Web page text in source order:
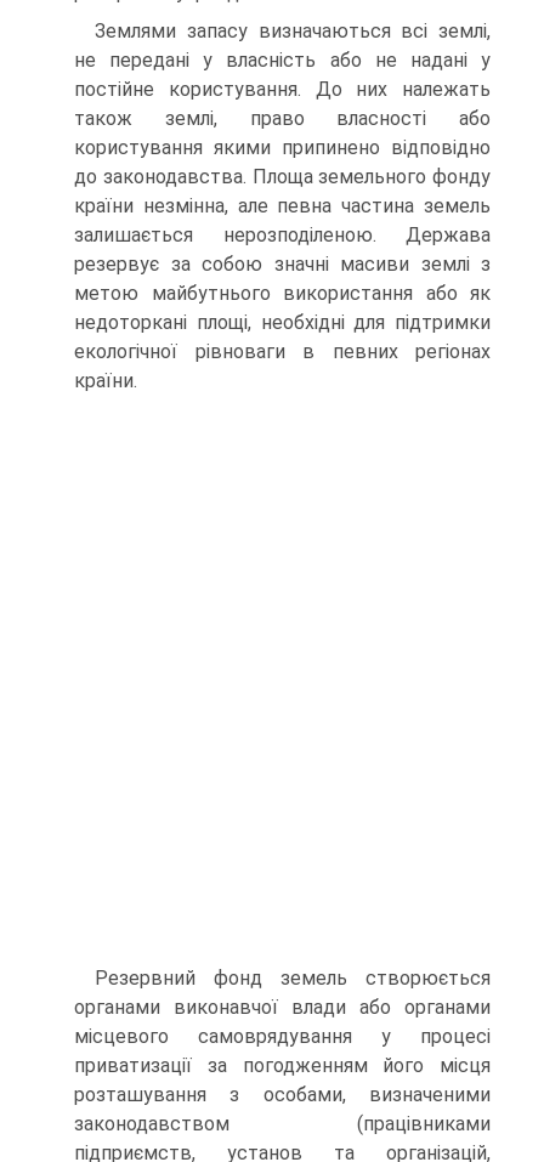
Землями запасу визначаються всі землі,
не передані у власність або не надані у
постійне користування. До них належать
також землі, право власності або
користування якими припинено відповідно
до законодавства. Площа земельного фонду
країни незмінна, але певна частина земель
залишається нерозподіленою. Держава
резервує за собою значні масиви землі з
метою майбутнього використання або як
недоторкані площі, необхідні для підтримки
екологічної рівноваги в певних регіонах
країни.
Резервний фонд земель створюється
органами виконавчої влади або органами
місцевого самоврядування у процесі
приватиза­ції за погодженням його місця
розташування з особами, визначе­ними
законодавством (працівниками
підприємств, установ та організацій,